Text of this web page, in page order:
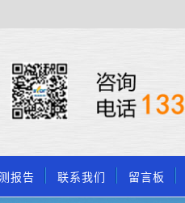
报告 联系我们 留言板